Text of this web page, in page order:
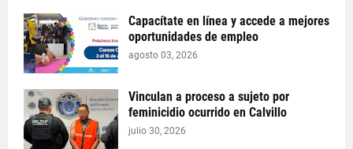
Capacítate en línea y accede a mejores
oportunidades de empleo
agosto 03, 2026
Vinculan a proceso a sujeto por
feminicidio ocurrido en Calvillo
julio 30, 2026